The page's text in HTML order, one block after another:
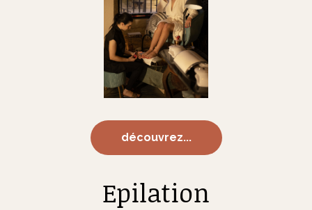
découvrez...
Epilation